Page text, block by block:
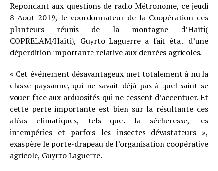
Repondant aux questions de radio Métronome, ce jeudi
8 Aout 2019, le coordonnateur de la Coopération des
planteurs réunis de la montagne d’Haïti(
COPRELAM/Haïti), Guyrto Laguerre a fait état d’une
déperdition importante relative aux denrées agricoles.
« Cet événement désavantageux met totalement à nu la
classe paysanne, qui ne savait déjà pas à quel saint se
vouer face aux arduosités qui ne cessent d’accentuer. Et
cette perte importante est bien sur la résultante des
aléas climatiques, tels que: la sécheresse, les
intempéries et parfois les insectes dévastateurs »,
exaspère le porte-drapeau de l’organisation coopérative
agricole, Guyrto Laguerre.